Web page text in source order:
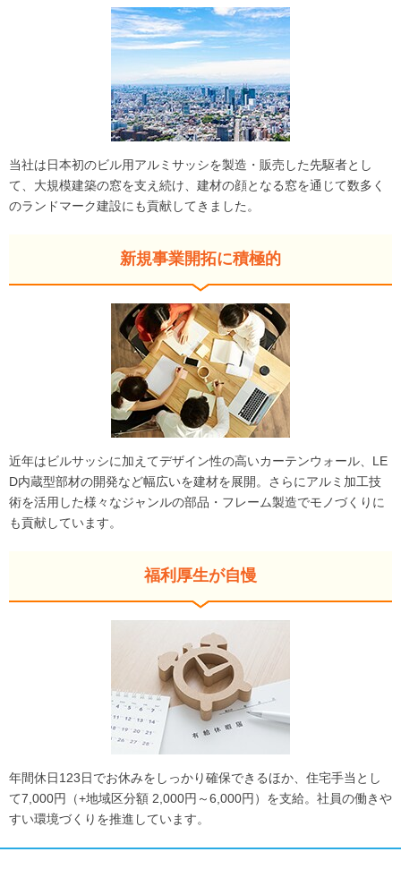
当社は日本初のビル用アルミサッシを製造・販売した先駆者とし
て、大規模建築の窓を支え続け、建材の顔となる窓を通じて数多く
のランドマーク建設にも貢献してきました。
新規事業開拓に積極的
近年はビルサッシに加えてデザイン性の高いカーテンウォール、LE
D内蔵型部材の開発など幅広いを建材を展開。さらにアルミ加工技
術を活用した様々なジャンルの部品・フレーム製造でモノづくりに
も貢献しています。
福利厚生が自慢
年間休日123日でお休みをしっかり確保できるほか、住宅手当とし
て7,000円（+地域区分額 2,000円～6,000円）を支給。社員の働きや
すい環境づくりを推進しています。